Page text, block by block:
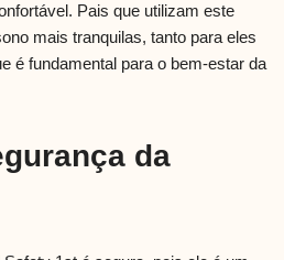
Pais que utilizam este
mais tranquilas, tanto para eles
é fundamental para o bem-estar da
da